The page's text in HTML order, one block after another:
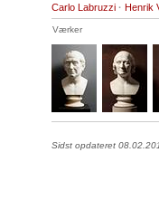
Carlo Labruzzi · Henrik
Værker
Sidst opdateret